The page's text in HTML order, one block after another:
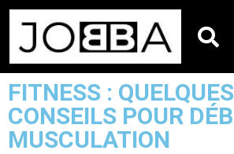
FITNESS : QUELQUES
CONSEILS POUR
MUSCULATION